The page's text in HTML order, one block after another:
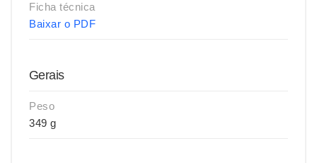
Ficha técnica
Baixar o PDF
Gerais
Peso
349 g